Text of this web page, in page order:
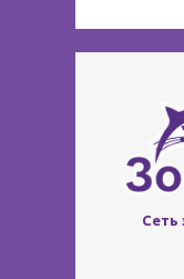
Сеть